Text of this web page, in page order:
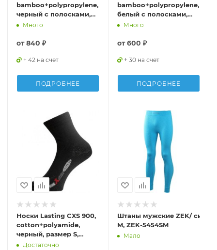
bamboo+polypropylene,
черный с полосками,
размер S , ABE900S
Много
от840 ₽
+ 42 на счет
ПОДРОБНЕЕ
bamboo+polypropylene,
белый с полосками,
размер M, ABE001M
Много
от600 ₽
+ 30 на счет
ПОДРОБНЕЕ
Носки Lasting CXS 900,
cotton+polyamide,
черный, размер S,
CXS900S
Достаточно
Штаны мужские ZEK/
M, ZEK-5454SM
Мало